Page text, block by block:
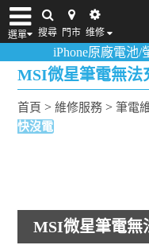
選單 搜尋 門市 维修
iPhone維修/價格 筆電維修/價
iPhone原廠電池/螢幕大
MSI微星筆電無法
首頁 >維修服務 >筆電
快沒電
MSI微星筆電無